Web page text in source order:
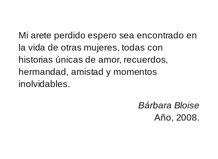
Mi arete perdido espero sea encontrado en
la vida de otras mujeres, todas con
historias únicas de amor, recuerdos,
hermandad, amistad y momentos
inolvidables.
Bárbara Bloise
Año, 2008.